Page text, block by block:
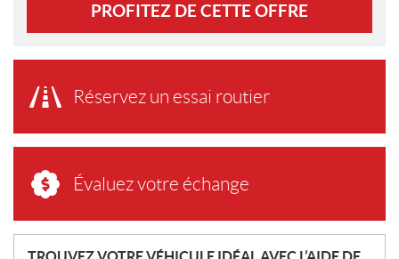
PROFITEZ DE CETTE OFFRE
Réservez un essai routier
Évaluez votre échange